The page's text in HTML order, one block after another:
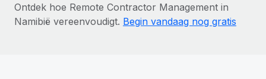
Ontdek hoe Remote Contractor Management in
Namibië vereenvoudigt. Begin vandaag nog gratis